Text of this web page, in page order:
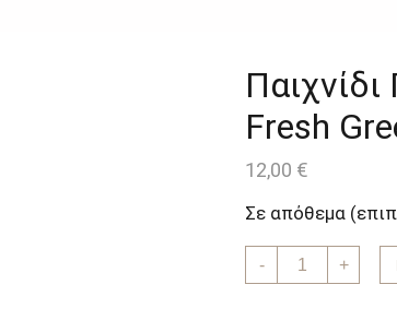
Fresh
12,00 €
Σε απόθεμα
-
Παιχνίδι
Παραλίας
+